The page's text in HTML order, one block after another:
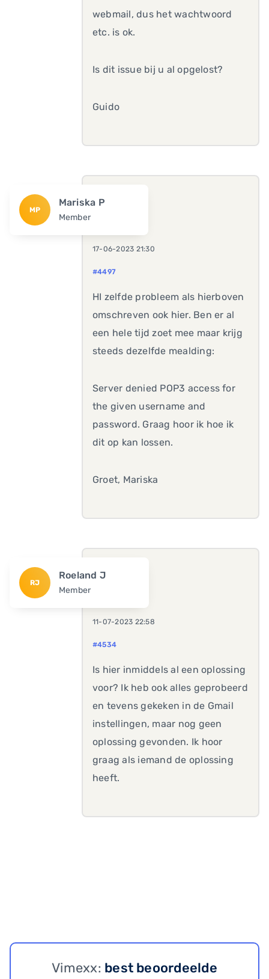
webmail, dus het wachtwoord
etc. is ok.
Is dit issue bij u al opgelost?
Guido
MP
Mariska P
Member
17-06-2023 21:30
#4497
HI zelfde probleem als hierboven
omschreven ook hier. Ben er al
een hele tijd zoet mee maar krijg
steeds dezelfde mealding:
Server denied POP3 access for
the given username and
password. Graag hoor ik hoe ik
dit op kan lossen.
Groet, Mariska
RJ
Roeland J
Member
11-07-2023 22:58
#4534
Is hier inmiddels al een oplossing
voor? Ik heb ook alles geprobeerd
en tevens gekeken in de Gmail
instellingen, maar nog geen
oplossing gevonden. Ik hoor
graag als iemand de oplossing
heeft.
Vimexx: best beoordeelde